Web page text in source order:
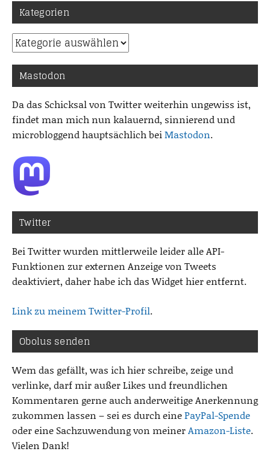
Kategorien
Kategorien
Mastodon
Da das Schicksal von Twitter weiterhin ungewiss ist,
findet man mich nun kalauernd, sinnierend und
microbloggend hauptsächlich beiMastodon.
Twitter
Bei Twitter wurden mittlerweile leider alle API-
Funktionen zur externen Anzeige von Tweets
deaktiviert, daher habe ich das Widget hier entfernt.
Link zu meinem Twitter-Profil.
Obolus senden
Wem das gefällt, was ich hier schreibe, zeige und
verlinke, darf mir außer Likes und freundlichen
Kommentaren gerne auch anderweitige Anerkennung
zukommen lassen – sei es durch einePayPal-Spende
oder eine Sachzuwendung von meinerAmazon-Liste.
Vielen Dank!